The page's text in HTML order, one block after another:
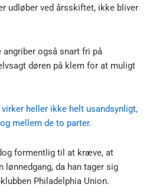
udløber ved årsskiftet, ikke bliver
angriber også snart fri på
døren på klem for at muligt
heller ikke helt usandsynligt,
mellem de to parter.
formentlig til at kræve, at
lønnedgang, da han tager sig
Philadelphia Union.